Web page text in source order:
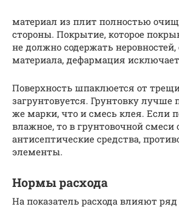
материал из плит полностью
стороны. Покрытие, которое
не должно содержать неровностей,
материала, дефармация
Поверхность шпаклюется от
загрунтовуется. Грунтовку лучше
же марки, что и смесь клея. Если
влажное, то в грунтовочной
антисептические средства,
элементы.
Нормы расхода
На показатель расхода влияют ряд